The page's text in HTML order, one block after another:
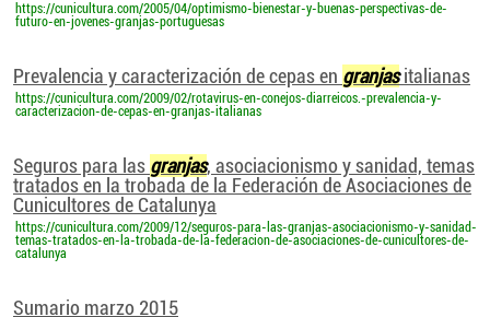
https://cunicultura.com/2005/04/optimismo-bienestar-y-buenas-perspectivas-de-
futuro-en-jovenes-granjas-portuguesas
Prevalencia y caracterización de cepas en granjasitalianas
https://cunicultura.com/2009/02/rotavirus-en-conejos-diarreicos.-prevalencia-y-
caracterizacion-de-cepas-en-granjas-italianas
Seguros para las granjas, asociacionismo y sanidad, temas
tratados en la trobada de la Federación de Asociaciones de
Cunicultores de Catalunya
https://cunicultura.com/2009/12/seguros-para-las-granjas-asociacionismo-y-sanidad-
temas-tratados-en-la-trobada-de-la-federacion-de-asociaciones-de-cunicultores-de-
catalunya
Sumario marzo 2015